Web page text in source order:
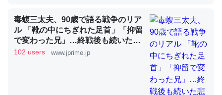
昆虫ってカルシウム少ないのか。知らんかった。調べたら
コオロギのカルシウム分はエビの600分の1程度。
─ニュース :: 【研究発表】昆虫学の大問題＝「昆虫はなぜ海にいな
毒蝮三太夫、90歳で語る戦争のリア
ル 「靴の中にちぎれた足首」「抑留
で変わった兄」…終戦後も続いた悲
劇 | 週刊女性PRIME
102 users www.jprime.jp